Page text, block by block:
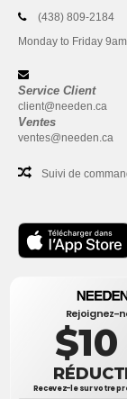
(438) 809-2184
Monday to Friday
Service Client
client@needen.ca
Ventes
ventes@needen.ca
Suivi de
Bureau
One Dundas Street
Toronto, Ontario, M5G
Ceci n'est PAS l'adresse
Rejoignez-
$10
Recevez-le sur votre